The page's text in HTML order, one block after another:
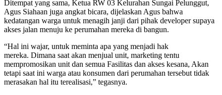
Ditempat yang sama, Ketua RW 03 Kelurahan Sungai Pelunggut,
Agus Siahaan juga angkat bicara, dijelaskan Agus bahwa
kedatangan warga untuk menagih janji dari pihak developer supaya
akses jalan menuju ke perumahan mereka di bangun.
“Hal ini wajar, untuk meminta apa yang menjadi hak
mereka. Dimana saat akan menjual unit, marketing tentu
mempromosikan unit dan semua Fasilitas dan akses kesana, Akan
tetapi saat ini warga atau konsumen dari perumahan tersebut tidak
merasakan hal itu terealisasi,” tegasnya.